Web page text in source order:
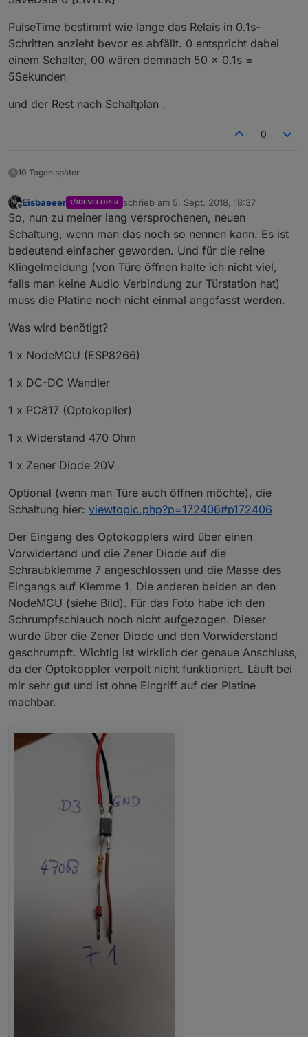
PulseTime bestimmt wie lange das Relais in 0.1s-
Schritten anzieht bevor es abfällt. 0 entspricht dabei
einem Schalter, 00 wären demnach 50 x 0.1s =
5Sekunden
und der Rest nach Schaltplan .
0
10 Tagen später
Eisbaeeer DEVELOPER schrieb am 5. Sept. 2018, 18:37
zuletzt editiert von
So, nun zu meiner lang versprochenen, neuen
Schaltung, wenn man das noch so nennen kann. Es ist
bedeutend einfacher geworden. Und für die reine
Klingelmeldung (von Türe öffnen halte ich nicht viel,
falls man keine Audio Verbindung zur Türstation hat)
muss die Platine noch nicht einmal angefasst werden.
Was wird benötigt?
1 x NodeMCU (ESP8266)
1 x DC-DC Wandler
1 x PC817 (Optokopller)
1 x Widerstand 470 Ohm
1 x Zener Diode 20V
Optional (wenn man Türe auch öffnen möchte), die
Schaltung hier: viewtopic.php?p=172406#p172406
Der Eingang des Optokopplers wird über einen
Vorwidertand und die Zener Diode auf die
Schraubklemme 7 angeschlossen und die Masse des
Eingangs auf Klemme 1. Die anderen beiden an den
NodeMCU (siehe Bild). Für das Foto habe ich den
Schrumpfschlauch noch nicht aufgezogen. Dieser
wurde über die Zener Diode und den Vorwiderstand
geschrumpft. Wichtig ist wirklich der genaue Anschluss,
da der Optokoppler verpolt nicht funktioniert. Läuft bei
mir sehr gut und ist ohne Eingriff auf der Platine
machbar.